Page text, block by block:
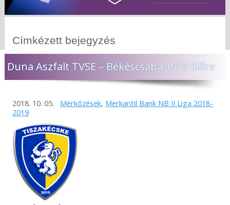
Címkézett bejegyzés
Duna Aszfalt TVSE – Békéscsaba 1912 Előre
2018. 10. 05. Mérkőzések, Merkantil Bank NB II Liga 2018-
2019